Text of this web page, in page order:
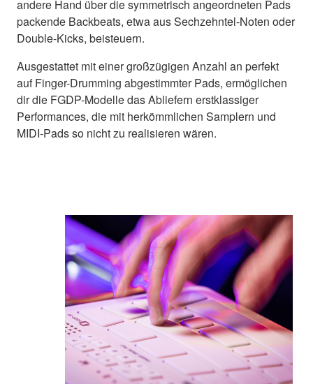
andere Hand über die symmetrisch angeordneten Pads
packende Backbeats, etwa aus Sechzehntel-Noten oder
Double-Kicks, beisteuern.
Ausgestattet mit einer großzügigen Anzahl an perfekt
auf Finger-Drumming abgestimmter Pads, ermöglichen
dir die FGDP-Modelle das Abliefern erstklassiger
Performances, die mit herkömmlichen Samplern und
MIDI-Pads so nicht zu realisieren wären.